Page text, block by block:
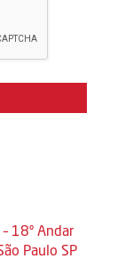
18º Andar
Paulo SP